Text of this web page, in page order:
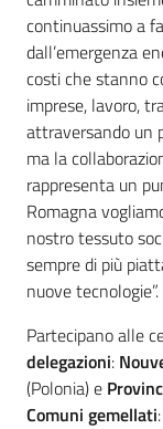
continuassimo a
dall’emergenza
costi che stanno
imprese, lavoro,
attraversando un
ma la
rappresenta un
Romagna
nostro tessuto
sempre di più
nuove tecnologie”.
Partecipano alle
delegazioni:
(Polonia) e
Comuni gemellati: